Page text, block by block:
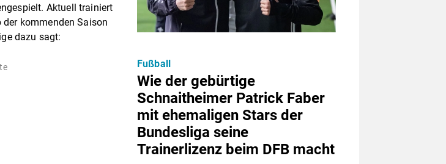
Aktuell trainiert
der kommenden Saison
dazu sagt:
Wie der gebürtige
Schnaitheimer Patrick Faber
mit ehemaligen Stars der
Bundesliga seine
Trainerlizenz beim DFB macht
Fußball